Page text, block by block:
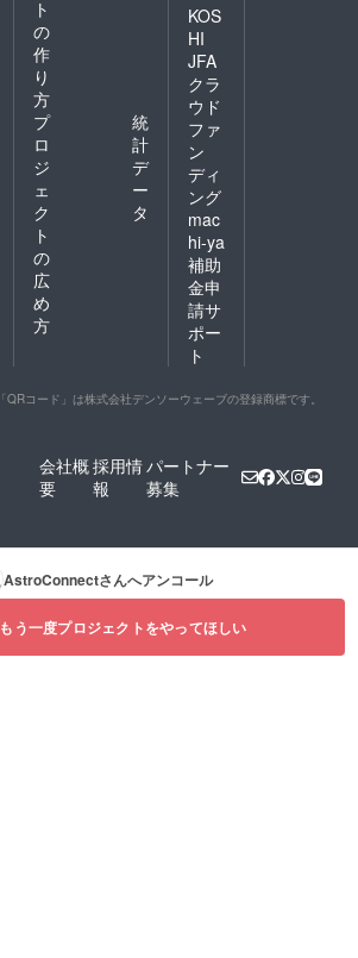
ト
の
作
り
方
プ
ロ
ジ
ェ
ク
ト
の
広
め
方
統
計
デ
ー
タ
KOS
HI
JFA
クラ
ウド
ファ
ン
ディ
ング
mac
hi-ya
補助
金申
請サ
ポー
ト
「QRコード」は株式会社デンソーウェーブの登録商標です。
会社概
要
採用情
報
パートナー
募集
AstroConnectさんへアンコール
もう一度プロジェクトをやってほしい